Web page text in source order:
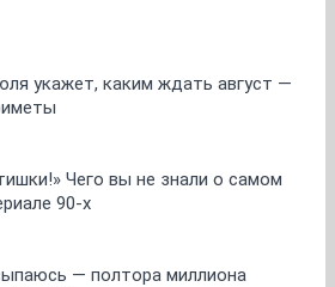
укажет, каким ждать август —
Чего вы не знали о самом
90-х
— полтора миллиона